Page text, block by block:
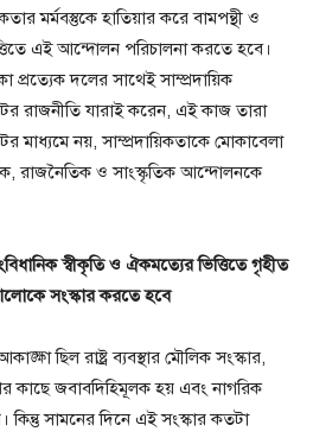
মর্মবস্তুকে হাতিয়ার করে বামপন্থী ও
এই আন্দোলন পরিচালনা করতে হবে।
প্রত্যেক দলের সাথেই সাম্প্রদায়িক
রাজনীতি যারাই করেন, এই কাজ তারা
নয়, সাম্প্রদায়িকতাকে মোকাবেলা
রাজনৈতিক ও সাংস্কৃতিক আন্দোলনকে
স্বীকৃতি ও ঐকমত্যের ভিত্তিতে গৃহীত
আলোকে সংস্কার করতে হবে
ছিল রাষ্ট্র ব্যবস্থার মৌলিক সংস্কার,
কাছে জবাবদিহিমূলক হয় এবং নাগরিক
কিন্তু সামনের দিনে এই সংস্কার কতটা